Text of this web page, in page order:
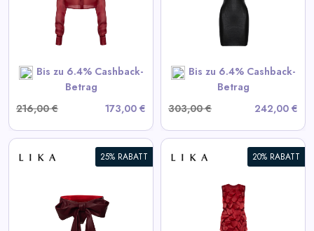
Bis zu 6.4% Cashback-
Betrag
216,00 €
173,00 €
Bis zu 6.4% Cashback-
Betrag
303,00 €
242,00 €
View All LIKA Deals
SHOP NOW
25% RABATT 20% RABATT
Bordeaux Kleid mit
voluminösen Elementen